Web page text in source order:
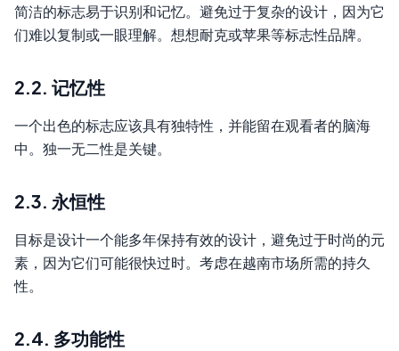
简洁的标志易于识别和记忆。避免过于复杂的设计，因为它
们难以复制或一眼理解。想想耐克或苹果等标志性品牌。
2.2. 记忆性
一个出色的标志应该具有独特性，并能留在观看者的脑海
中。独一无二性是关键。
2.3. 永恒性
目标是设计一个能多年保持有效的设计，避免过于时尚的元
素，因为它们可能很快过时。考虑在越南市场所需的持久
性。
2.4. 多功能性